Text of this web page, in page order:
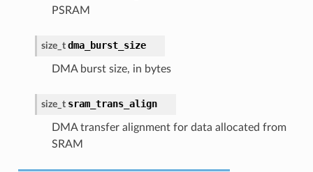
PSRAM
size_t dma_burst_size
DMA burst size, in bytes
size_t sram_trans_align
DMA transfer alignment for data allocated from
SRAM